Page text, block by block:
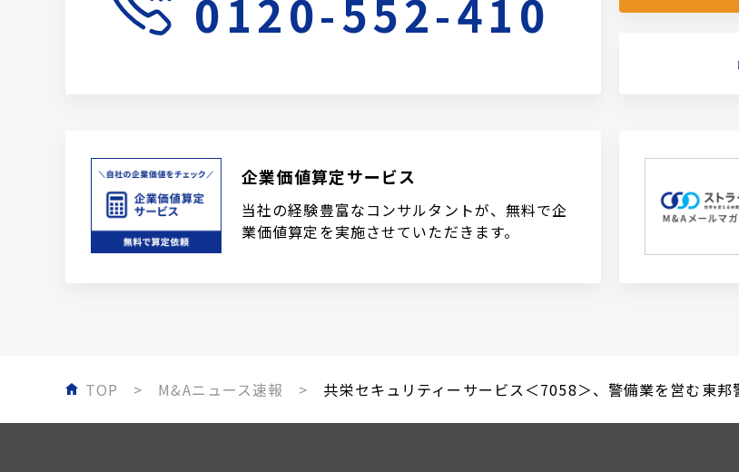
0120-552-410
企業価値算定サービス
当社の経験豊富なコンサルタントが、無料で企
業価値算定を実施させていただきます。
TOP M&Aニュース速報 共栄セキュリティーサービス＜7058＞、警備業を営む東